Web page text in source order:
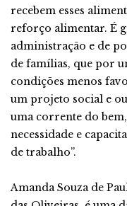
recebem esses
reforço alimentar. É
administração e de
de famílias, que por
condições menos
um projeto social e
uma corrente do
necessidade e
de trabalho”.
Amanda Souza de